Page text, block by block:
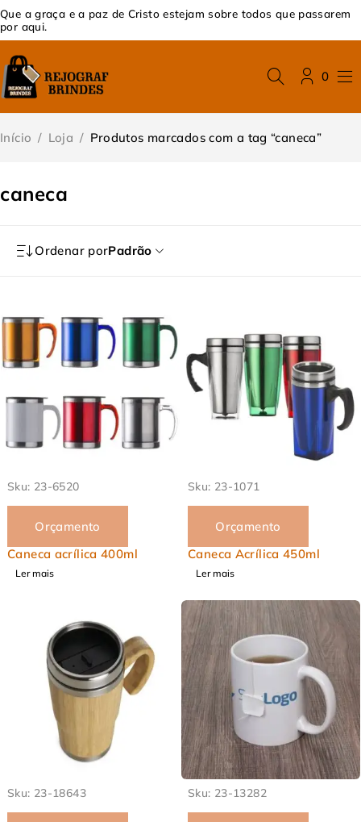
Que a graça e a paz de Cristo estejam sobre todos que passarem
por aqui.
0
caneca
Início / Loja / Produtos marcados com a tag “caneca”
Ordenar porPadrão
Sku: 23-6520
Orçamento
Caneca acrílica 400ml
Ler mais
Sku: 23-1071
Orçamento
Caneca Acrílica 450ml
Ler mais
Sku: 23-18643 Sku: 23-13282